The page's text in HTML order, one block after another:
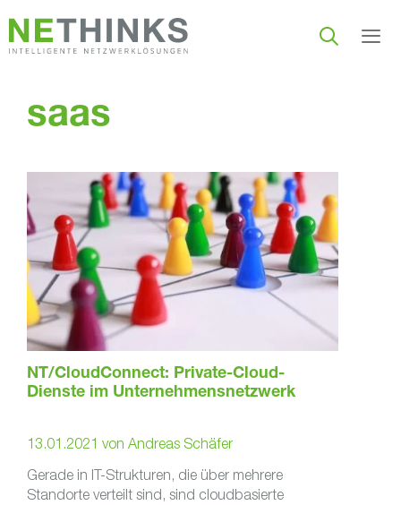
Inhalt
springen
saas
NT/CloudConnect: Private-Cloud-
Dienste im Unternehmensnetzwerk
13.01.2021 von Andreas Schäfer
Gerade in IT-Strukturen, die über mehrere
Standorte verteilt sind, sind cloudbasierte